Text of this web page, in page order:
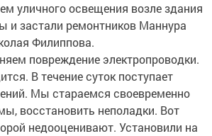
уличного освещения возле здания
и застали ремонтников Маннура
Филиппова.
повреждение электропроводки.
В течение суток поступает
Мы стараемся своевременно
восстановить неполадки. Вот
недооценивают. Установили на